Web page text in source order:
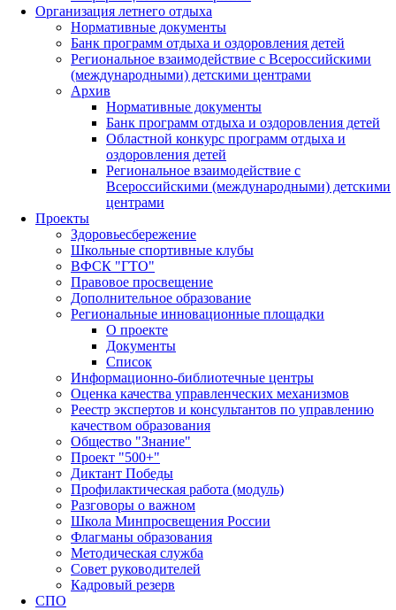
Организация летнего отдыха
Нормативные документы
Банк программ отдыха и оздоровления детей
Региональное взаимодействие с Всероссийскими
(международными) детскими центрами
Архив
Нормативные документы
Банк программ отдыха и оздоровления детей
Областной конкурс программ отдыха и
оздоровления детей
Региональное взаимодействие с
Всероссийскими (международными) детскими
центрами
Проекты
Здоровьесбережение
Школьные спортивные клубы
ВФСК "ГТО"
Правовое просвещение
Дополнительное образование
Региональные инновационные площадки
О проекте
Документы
Список
Информационно-библиотечные центры
Оценка качества управленческих механизмов
Реестр экспертов и консультантов по управлению
качеством образования
Общество "Знание"
Проект "500+"
Диктант Победы
Профилактическая работа (модуль)
Разговоры о важном
Школа Минпросвещения России
Флагманы образования
Методическая служба
Совет руководителей
Кадровый резерв
СПО